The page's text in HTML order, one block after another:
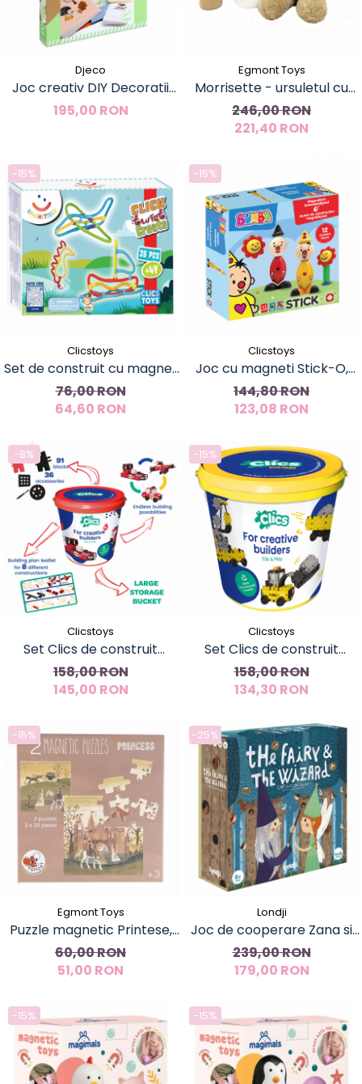
Djeco
Joc creativ DIY Decoratii
din flori naturale, Djeco
195,00 RON
Egmont Toys
Morrisette - ursuletul cu
valiza, Egmont Toys
246,00 RON
221,40 RON
-15%
Clicstoys
Set de construit cu magnet
Spaghetteez 35 piese
76,00 RON
64,60 RON
-15%
Clicstoys
Joc cu magneti Stick-O,
Bumba
144,80 RON
123,08 RON
-8%
Clicstoys
Set Clics de construit
vehicule pompieri 8 in 1
158,00 RON
145,00 RON
-15%
Clicstoys
Set Clics de construit
vehicule de constructie 5 in
1
158,00 RON
134,30 RON
-15%
Egmont Toys
Puzzle magnetic Printese,
Egmont Toys
60,00 RON
51,00 RON
-25%
Londji
Joc de cooperare Zana si
vrajitorul, Londji
239,00 RON
179,00 RON
-15% -15%